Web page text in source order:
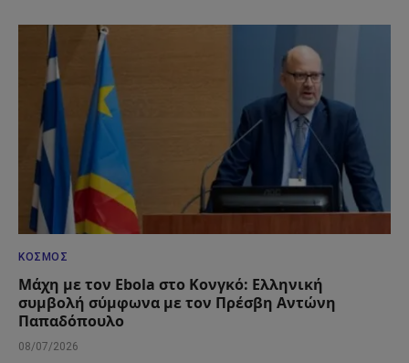
ΚΌΣΜΟΣ
Μάχη με τον Ebola στο Κονγκό: Ελληνική
συμβολή σύμφωνα με τον Πρέσβη Αντώνη
Παπαδόπουλο
08/07/2026